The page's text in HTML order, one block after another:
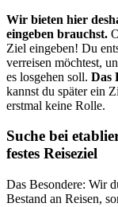
Wir bieten hier
eingeben brauchst.
Ziel eingeben! Du
verreisen möchtest,
es losgehen soll. Das
kannst du später ein
erstmal keine Rolle.
Suche bei
festes Reiseziel
Das Besondere: Wir
Bestand an Reisen,